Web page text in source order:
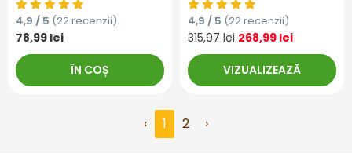
4,9 / 5 (22 recenzii)
78,99 lei
ÎN COȘ
4,9 / 5 (22 recenzii)
315,97 lei 268,99 lei
VIZUALIZEAZĂ
‹ 1 2 ›